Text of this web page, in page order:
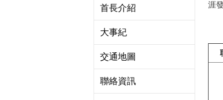
首長介紹
大事紀
交通地圖
聯絡資訊
涯